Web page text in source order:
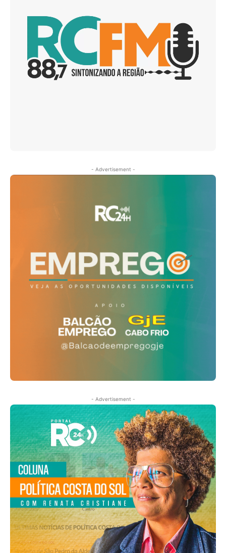
- Advertisement -
- Advertisement -